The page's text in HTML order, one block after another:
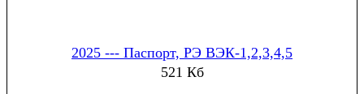
2025 --- Паспорт, РЭ ВЭК-1,2,3,4,5
521 Кб